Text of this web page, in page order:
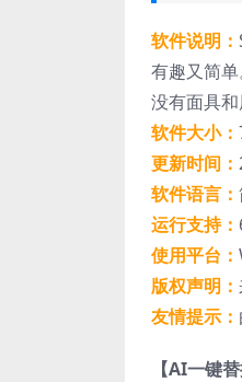
软件说明：
有趣又简
没有面具和
软件大小：
更新时间：
软件语言：
运行支持：
使用平台：
版权声明：
友情提示：
【AI一键